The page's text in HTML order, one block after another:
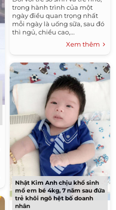
trong hành trình của một
ngày điều quan trọng nhất
mỗi ngày là uống sữa, sau đó
thì ngủ, chiều cao,...
Xem thêm
Nhật Kim Anh chịu khổ sinh
mổ em bé 4kg, 7 năm sau đứa
trẻ khôi ngô hệt bố doanh
nhân